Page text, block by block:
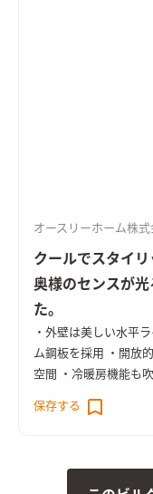
オースリーホーム株式
クールでスタイ
奥様のセンスが
た。
・外壁は美しい水平
ム鋼板を採用 ・開放
空間 ・冷暖房機能も
つながりを重視した
保存する